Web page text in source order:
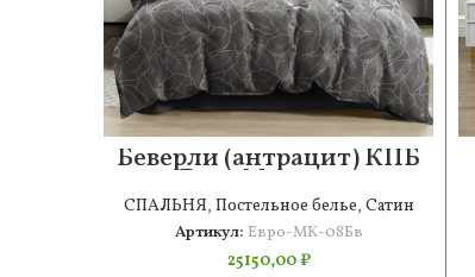
Беверли (антрацит) КПБ
Евро Макси 2н
СПАЛЬНЯ, Постельное белье, Сатин
Артикул: Евро-МК-08Бв
25150,00₽